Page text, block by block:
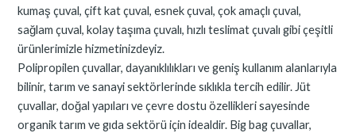
kumaş çuval, çift kat çuval, esnek çuval, çok amaçlı çuval,
sağlam çuval, kolay taşıma çuvalı, hızlı teslimat çuvalı gibi çeşitli
ürünlerimizle hizmetinizdeyiz.
Polipropilen çuvallar, dayanıklılıkları ve geniş kullanım alanlarıyla
bilinir, tarım ve sanayi sektörlerinde sıklıkla tercih edilir. Jüt
çuvallar, doğal yapıları ve çevre dostu özellikleri sayesinde
organik tarım ve gıda sektörü için idealdir. Big bag çuvallar,